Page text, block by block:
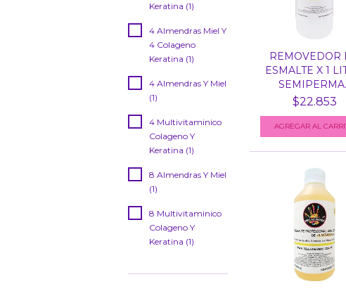
Keratina (1)
4 Almendras Miel Y
4 Colageno
Keratina (1)
4 Almendras Y Miel
(1)
4 Multivitaminico
Colageno Y
Keratina (1)
8 Almendras Y Miel
(1)
8 Multivitaminico
Colageno Y
Keratina (1)
REMOVEDOR
ESMALTE X 1
$22.853